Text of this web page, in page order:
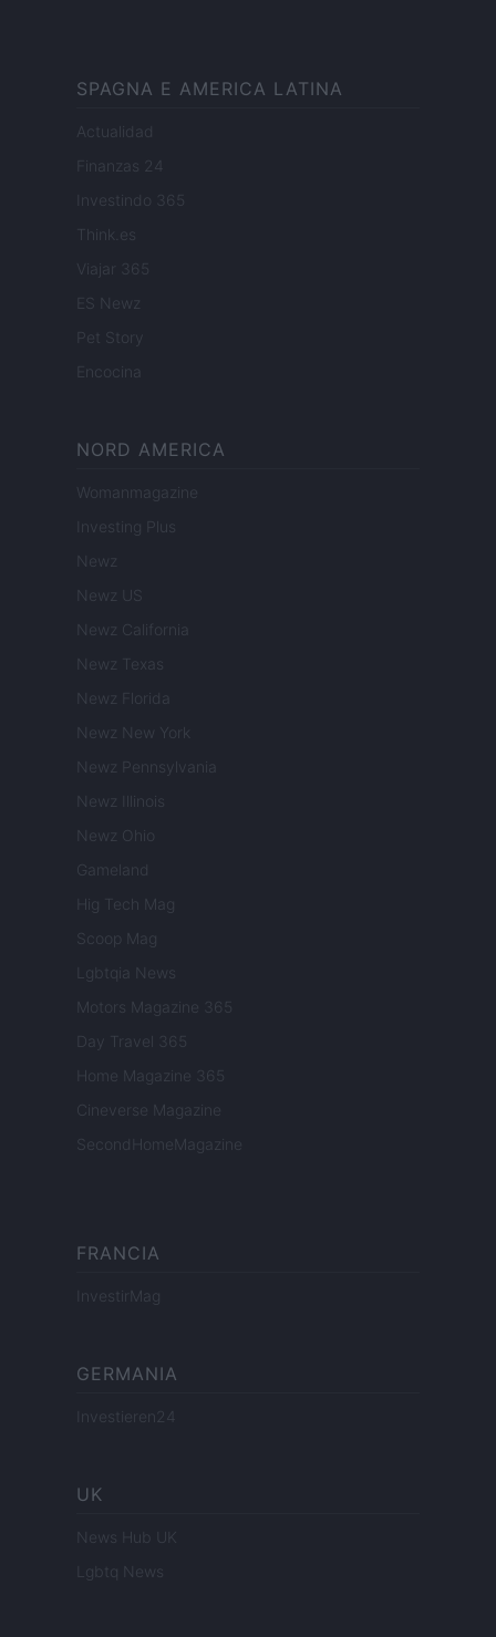
SPAGNA E AMERICA LATINA
Actualidad
Finanzas 24
Investindo 365
Think.es
Viajar 365
ES Newz
Pet Story
Encocina
NORD AMERICA
Womanmagazine
Investing Plus
Newz
Newz US
Newz California
Newz Texas
Newz Florida
Newz New York
Newz Pennsylvania
Newz Illinois
Newz Ohio
Gameland
Hig Tech Mag
Scoop Mag
Lgbtqia News
Motors Magazine 365
Day Travel 365
Home Magazine 365
Cineverse Magazine
SecondHomeMagazine
FRANCIA
InvestirMag
GERMANIA
Investieren24
UK
News Hub UK
Lgbtq News